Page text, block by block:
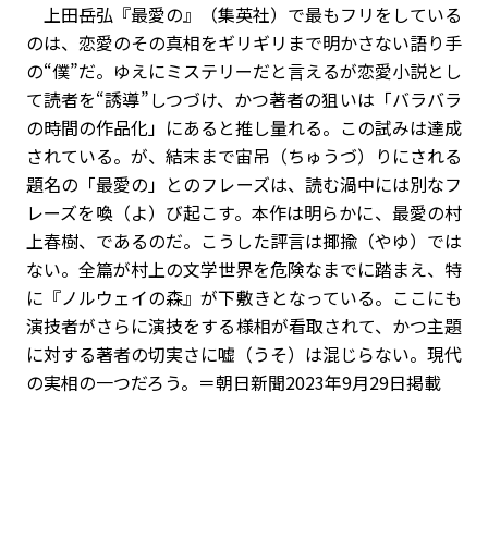
上田岳弘『最愛の』（集英社）で最もフリをしている
のは、恋愛のその真相をギリギリまで明かさない語り手
の“僕”だ。ゆえにミステリーだと言えるが恋愛小説とし
て読者を“誘導”しつづけ、かつ著者の狙いは「バラバラ
の時間の作品化」にあると推し量れる。この試みは達成
されている。が、結末まで宙吊（ちゅうづ）りにされる
題名の「最愛の」とのフレーズは、読む渦中には別なフ
レーズを喚（よ）び起こす。本作は明らかに、最愛の村
上春樹、であるのだ。こうした評言は揶揄（やゆ）では
ない。全篇が村上の文学世界を危険なまでに踏まえ、特
に『ノルウェイの森』が下敷きとなっている。ここにも
演技者がさらに演技をする様相が看取されて、かつ主題
に対する著者の切実さに嘘（うそ）は混じらない。現代
の実相の一つだろう。＝朝日新聞2023年9月29日掲載